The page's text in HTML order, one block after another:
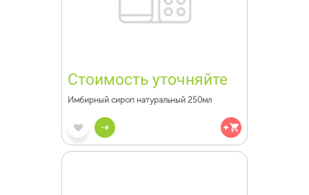
Стоимость уточняйте
Имбирный сироп натуральный 250мл